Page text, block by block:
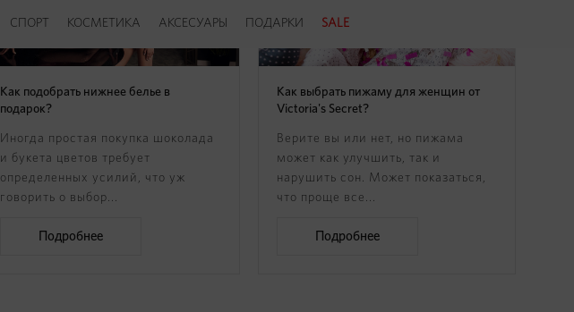
СПОРТ КОСМЕТИКА АКСЕСУАРЫ ПОДАРКИ SALE
Как подобрать нижнее белье в
подарок?
Иногда простая покупка шоколада
и букета цветов требует
определенных усилий, что уж
говорить о выбор...
Подробнее
Как выбрать пижаму для женщин от
Victoria's Secret?
Верите вы или нет, но пижама
может как улучшить, так и
нарушить сон. Может показаться,
что проще все...
Подробнее